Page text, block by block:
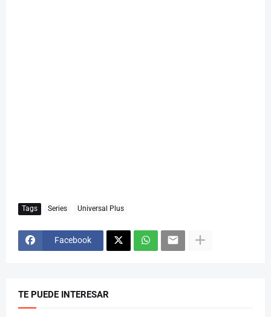
Tags Series Universal Plus
Facebook
TE PUEDE INTERESAR